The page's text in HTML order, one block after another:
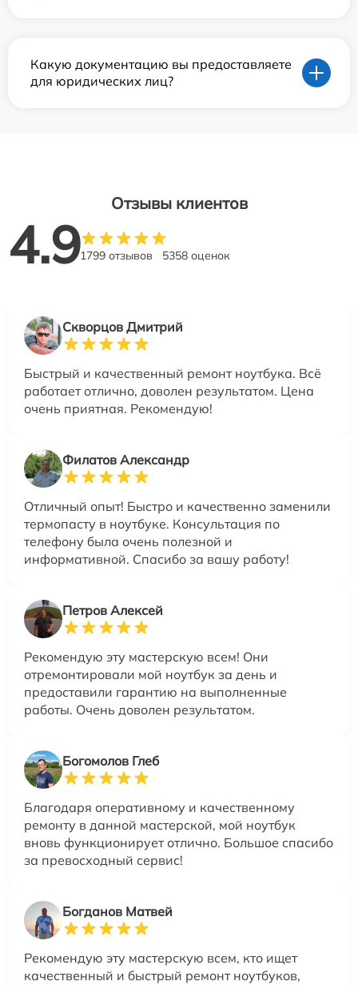
Какую документацию вы предоставляете
для юридических лиц?
Отзывы клиентов
4.91799 отзывов 5358 оценок
Скворцов Дмитрий
Быстрый и качественный ремонт ноутбука. Всё
работает отлично, доволен результатом. Цена
очень приятная. Рекомендую!
Филатов Александр
Отличный опыт! Быстро и качественно заменили
термопасту в ноутбуке. Консультация по
телефону была очень полезной и
информативной. Спасибо за вашу работу!
Петров Алексей
Рекомендую эту мастерскую всем! Они
отремонтировали мой ноутбук за день и
предоставили гарантию на выполненные
работы. Очень доволен результатом.
Богомолов Глеб
Благодаря оперативному и качественному
ремонту в данной мастерской, мой ноутбук
вновь функционирует отлично. Большое спасибо
за превосходный сервис!
Богданов Матвей
Рекомендую эту мастерскую всем, кто ищет
качественный и быстрый ремонт ноутбуков,